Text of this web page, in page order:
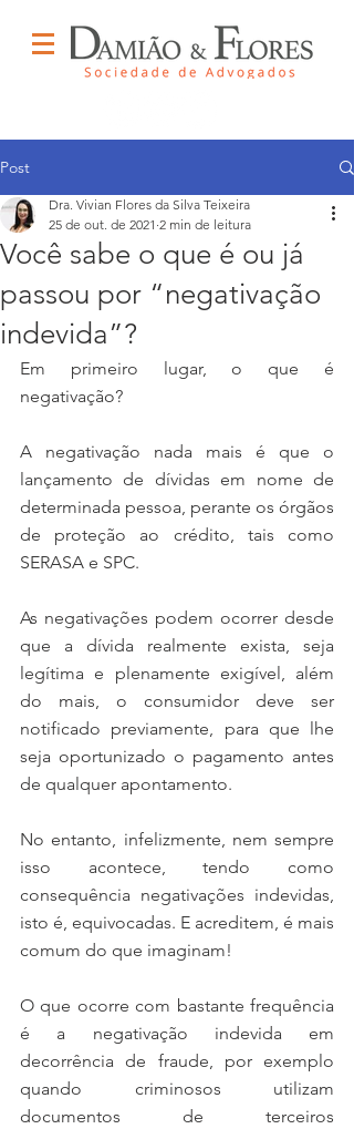
Post
Você sabe o que é ou já
passou por “negativação
indevida”?
Dra. Vivian Flores da Silva Teixeira
25 de out. de 2021 2 min de leitura
Em primeiro lugar, o que é
negativação?
A negativação nada mais é que o
lançamento de dívidas em nome de
determinada pessoa, perante os órgãos
de proteção ao crédito, tais como
SERASA e SPC.
As negativações podem ocorrer desde
que a dívida realmente exista, seja
legítima e plenamente exigível, além
do mais, o consumidor deve ser
notificado previamente, para que lhe
seja oportunizado o pagamento antes
de qualquer apontamento.
No entanto, infelizmente, nem sempre
isso acontece, tendo como
consequência negativações indevidas,
isto é, equivocadas. E acreditem, é mais
comum do que imaginam!
O que ocorre com bastante frequência
é a negativação indevida em
decorrência de fraude, por exemplo
quando criminosos utilizam
documentos de terceiros